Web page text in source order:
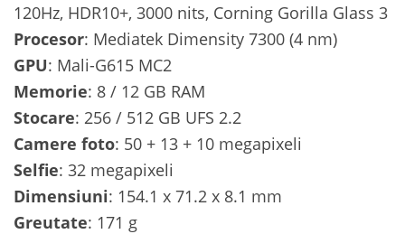
120Hz, HDR10+, 3000 nits, Corning Gorilla Glass 3
Procesor: Mediatek Dimensity 7300 (4 nm)
GPU: Mali-G615 MC2
Memorie: 8 / 12 GB RAM
Stocare: 256 / 512 GB UFS 2.2
Camere foto: 50 + 13 + 10 megapixeli
Selfie: 32 megapixeli
Dimensiuni: 154.1 x 71.2 x 8.1 mm
Greutate: 171 g